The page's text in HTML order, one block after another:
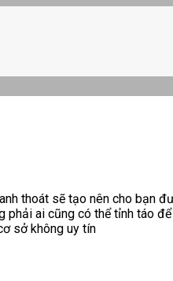
thoát sẽ tạo nên cho bạn
ai cũng có thể tỉnh táo
sở không uy tín